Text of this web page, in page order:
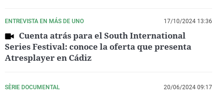
ENTREVISTA EN MÁS DE UNO 17/10/2024 13:36
Cuenta atrás para el South International
Series Festival: conoce la oferta que presenta
Atresplayer en Cádiz
SÈRIE DOCUMENTAL 20/06/2024 09:17